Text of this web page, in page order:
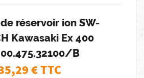
réservoir ion SW-
Kawasaki Ex 400
B
€ TTC